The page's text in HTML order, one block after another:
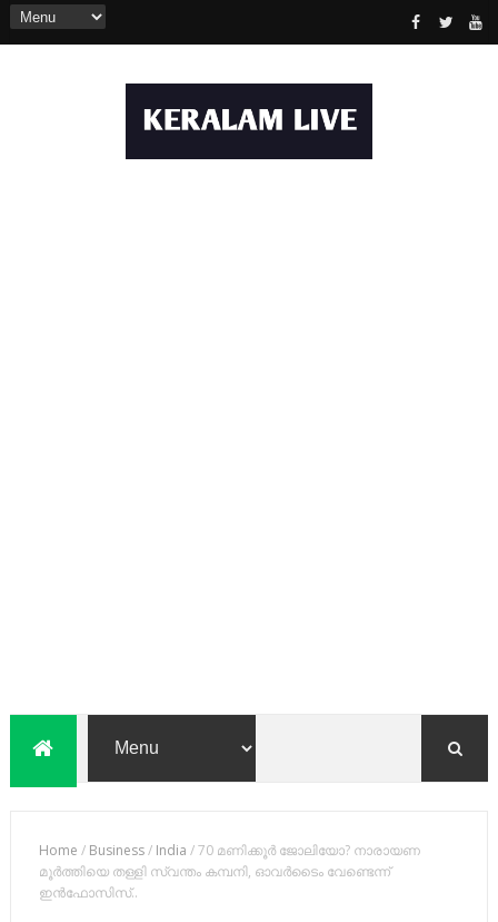
Home / Business/ India /70 മണിക്കൂർ ജോലിയോ? നാരായണ
മൂർത്തിയെ തള്ളി സ്വന്തം കമ്പനി, ഓവർടൈം വേണ്ടെന്ന്
ഇൻഫോസിസ്..